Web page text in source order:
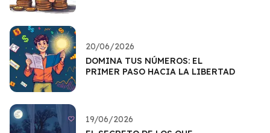
20/06/2026
DOMINA TUS NÚMEROS: EL
PRIMER PASO HACIA LA LIBERTAD
19/06/2026